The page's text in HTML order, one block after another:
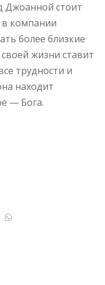
Джоанной стоит
компании
более близкие
жизни ставит
трудности и
находит
— Бога.